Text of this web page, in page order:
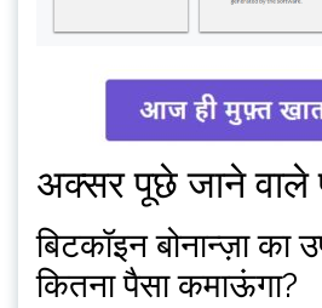
अक्सर पूछे जाने वाले
बिटकॉइन बोनान्ज़ा का
कितना पैसा कमाऊंगा?